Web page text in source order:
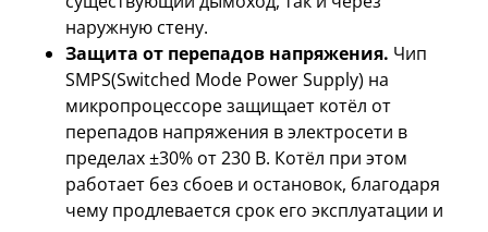
наружную стену.
Защита от перепадов напряжения. Чип
SMPS(Switched Mode Power Supply) на
микропроцессоре защищает котёл от
перепадов напряжения в электросети в
пределах ±30% от 230 В. Котёл при этом
работает без сбоев и остановок, благодаря
чему продлевается срок его эксплуатации и